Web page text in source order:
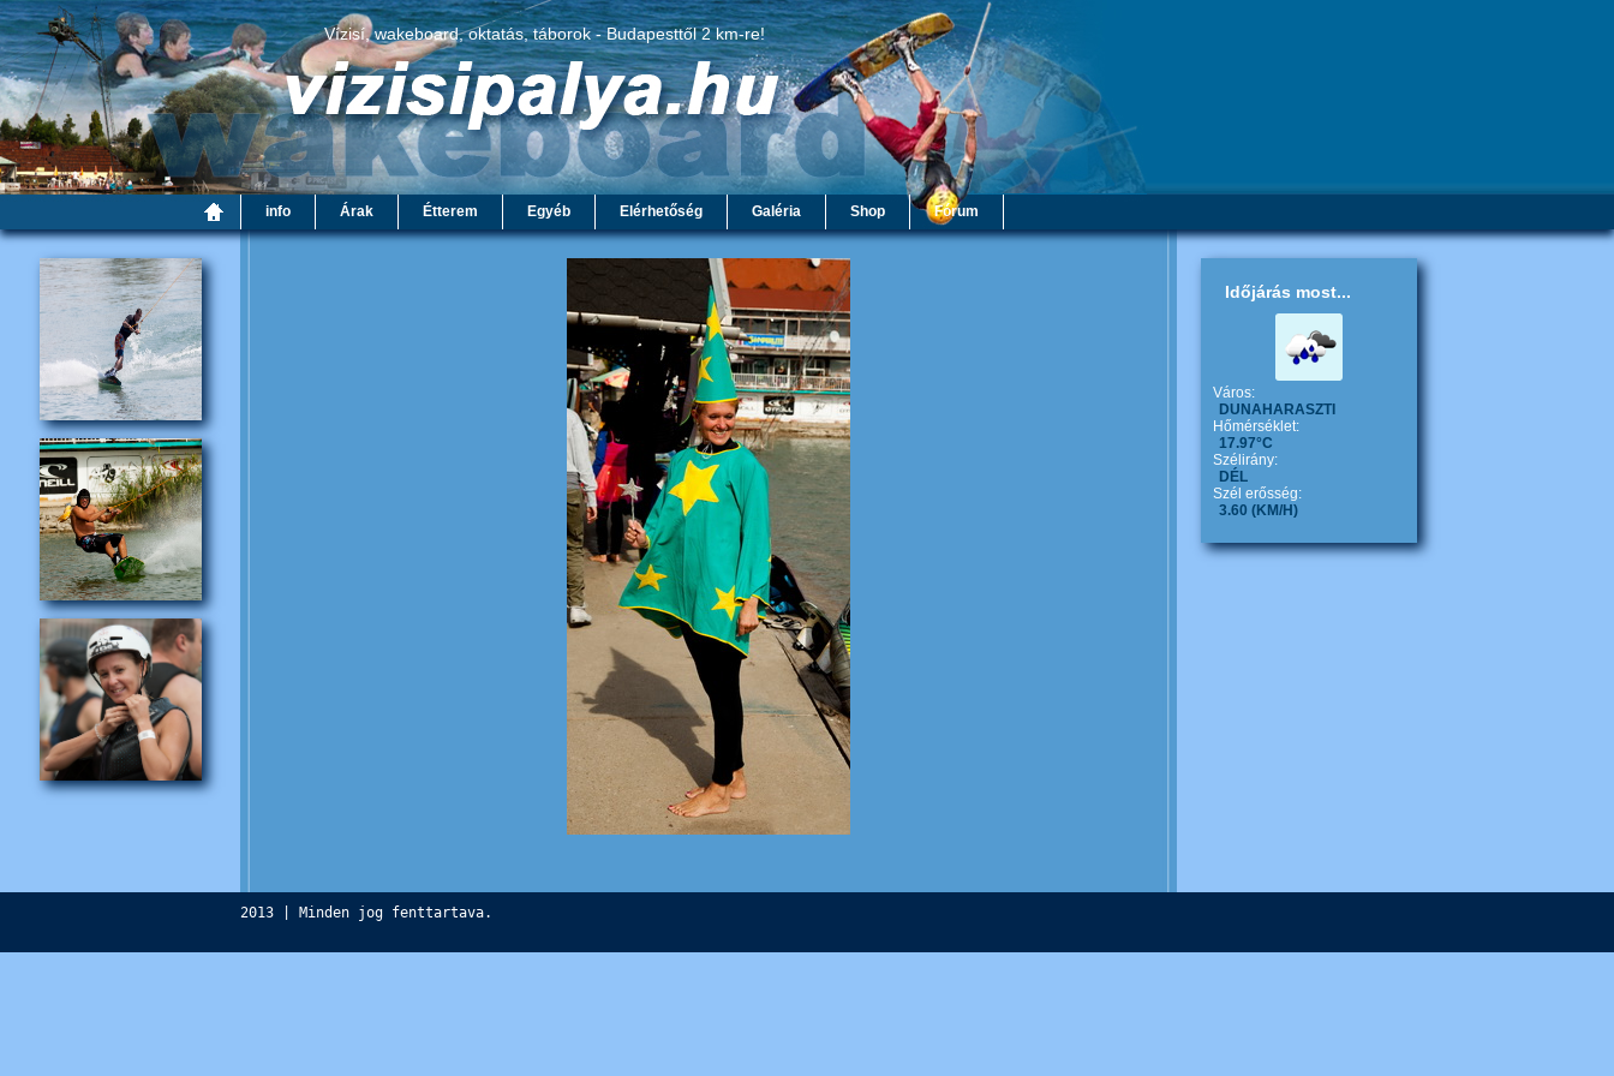
Vízisí, wakeboard, oktatás, táborok - Budapesttől 2 km-re!
info Árak Étterem Egyéb Elérhetőség Galéria Shop Fórum
Időjárás most...
Város:
DUNAHARASZTI
Hőmérséklet:
17.97°C
Szélirány:
DÉL
Szél erősség:
3.60 (KM/H)
2013 | Minden jog fenttartava.